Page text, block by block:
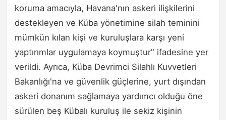
koruma amacıyla, Havana'nın askeri ilişkilerini
destekleyen ve Küba yönetimine silah teminini
mümkün kılan kişi ve kuruluşlara karşı yeni
yaptırımlar uygulamaya koymuştur" ifadesine yer
verildi. Ayrıca, Küba Devrimci Silahlı Kuvvetleri
Bakanlığı'na ve güvenlik güçlerine, yurt dışından
askeri donanım sağlamaya yardımcı olduğu öne
sürülen beş Kübalı kuruluş ile sekiz kişinin